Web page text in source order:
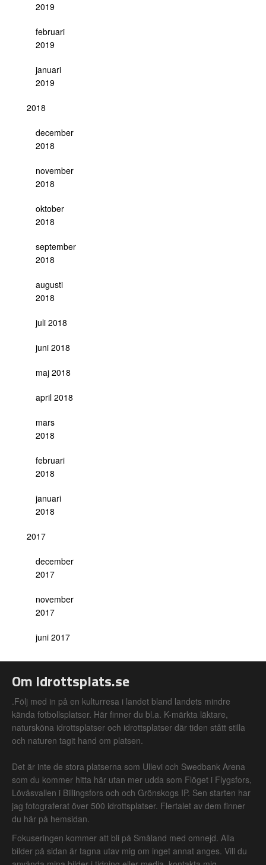
2019
februari
2019
januari
2019
2018
december
2018
november
2018
oktober
2018
september
2018
augusti
2018
juli 2018
juni 2018
maj 2018
april 2018
mars
2018
februari
2018
januari
2018
2017
december
2017
november
2017
juni 2017
Om Idrottsplats.se
.Följ med in på en kulturresa i landet bland landets mindre
kända fotbollsplatser. Här finner du bl.a. K-märkta läktare,
natursköna idrottsplatser och idrottsplatser där tiden stått stilla
och naturen tagit hand om platsen.
Det är inte de stora platserna som Ullevi och Swedbank Arena
som du kommer hitta här utan mer udda som Flöget i Flygsfors,
Lövåsvallen i Billingsfors och och Grönskogs IP. Sen starten har
jag fotograferat över 500 idrottsplatser. Flertalet av dem finner
du här på hemsidan.
Fokuseringen kommer att bli på Småland med omnejd. Alla
bilder på sidan är tagna utav mig om inget annat anges. Vill du